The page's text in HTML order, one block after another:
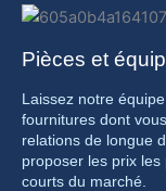
Pièces et
Laissez notre
fournitures dont
relations de longue
proposer les prix
courts du marché.